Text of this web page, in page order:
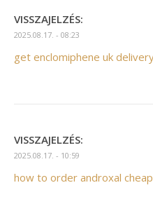
VISSZAJELZÉS:
2025.08.17. - 08:23
get enclomiphene uk
VISSZAJELZÉS:
2025.08.17. - 10:59
how to order androxal